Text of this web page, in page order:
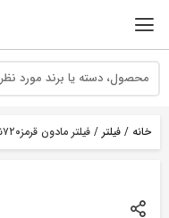
خانه / فیلتر / فیلتر مادون قرمز۷۲۰نانومتر دهانه۶۷